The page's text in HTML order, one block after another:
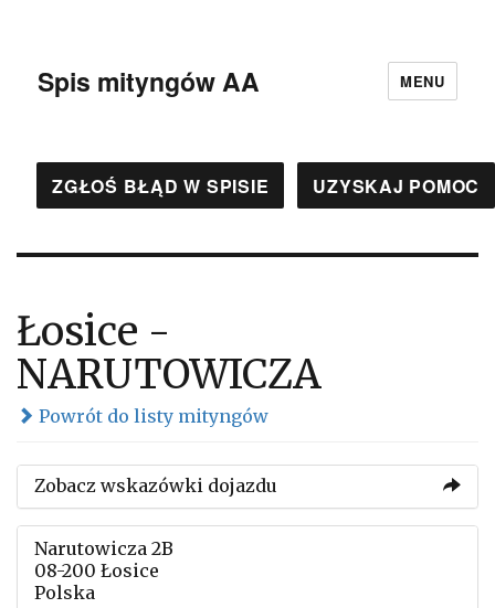
Spis mityngów AA MENU
ZGŁOŚ BŁĄD W SPISIE UZYSKAJ POMOC
Łosice -
NARUTOWICZA
Powrót do listy mityngów
Zobacz wskazówki dojazdu
Narutowicza 2B
08-200 Łosice
Polska